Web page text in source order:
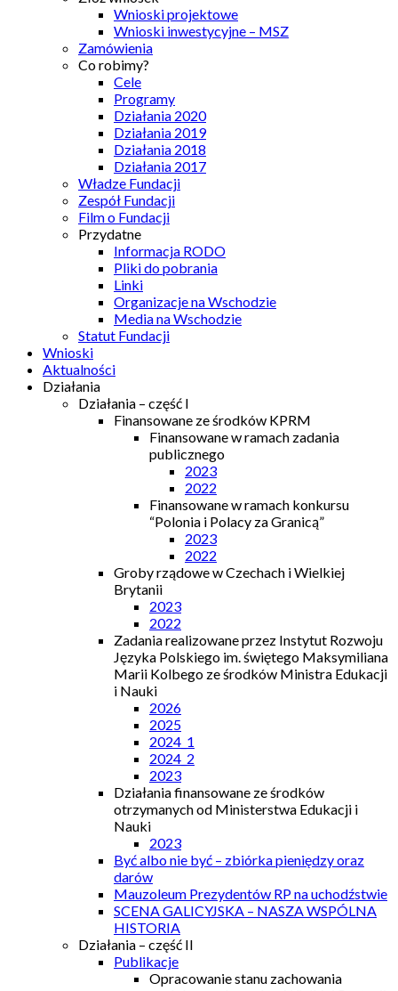
Wnioski projektowe
Wnioski inwestycyjne – MSZ
Zamówienia
Co robimy?
Cele
Programy
Działania 2020
Działania 2019
Działania 2018
Działania 2017
Władze Fundacji
Zespół Fundacji
Film o Fundacji
Przydatne
Informacja RODO
Pliki do pobrania
Linki
Organizacje na Wschodzie
Media na Wschodzie
Statut Fundacji
Wnioski
Aktualności
Działania
Działania – część I
Finansowane ze środków KPRM
Finansowane w ramach zadania
publicznego
2023
2022
Finansowane w ramach konkursu
“Polonia i Polacy za Granicą”
2023
2022
Groby rządowe w Czechach i Wielkiej
Brytanii
2023
2022
Zadania realizowane przez Instytut Rozwoju
Języka Polskiego im. świętego Maksymiliana
Marii Kolbego ze środków Ministra Edukacji
i Nauki
2026
2025
2024_1
2024_2
2023
Działania finansowane ze środków
otrzymanych od Ministerstwa Edukacji i
Nauki
2023
Być albo nie być – zbiórka pieniędzy oraz
darów
Mauzoleum Prezydentów RP na uchodźstwie
SCENA GALICYJSKA – NASZA WSPÓLNA
HISTORIA
Działania – część II
Publikacje
Opracowanie stanu zachowania